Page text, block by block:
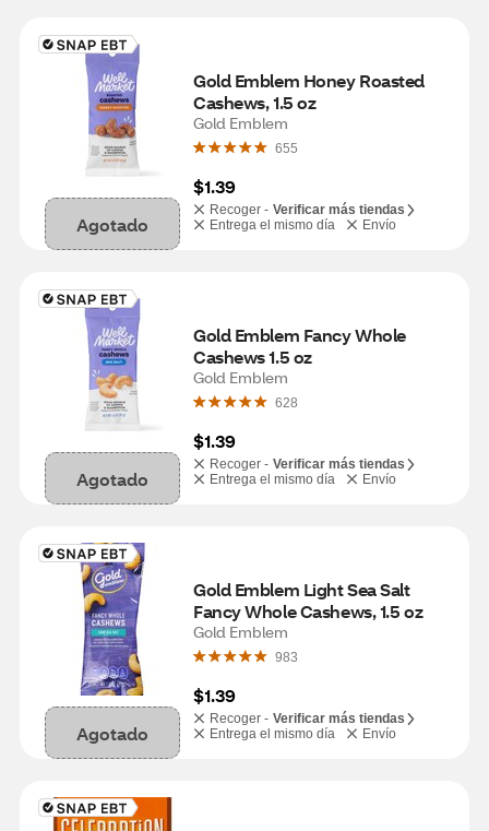
Agotado
Gold Emblem Honey Roasted
Cashews, 1.5 oz
Gold Emblem
655
$1.39
Recoger - Verificar más tiendas
Entrega el mismo día
Envío
Agotado
Gold Emblem Fancy Whole
Cashews 1.5 oz
Gold Emblem
628
$1.39
Recoger - Verificar más tiendas
Entrega el mismo día
Envío
Agotado
Gold Emblem Light Sea Salt
Fancy Whole Cashews, 1.5 oz
Gold Emblem
983
$1.39
Recoger - Verificar más tiendas
Entrega el mismo día
Envío